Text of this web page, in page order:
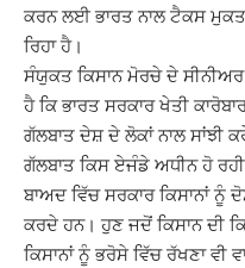
ਕਰਨ ਲਈ ਭਾਰਤ ਨਾਲ ਟੈਕਸ
ਰਿਹਾ ਹੈ।
ਸੰਯੁਕਤ ਕਿਸਾਨ ਮੋਰਚੇ ਦੇ
ਹੈ ਕਿ ਭਾਰਤ ਸਰਕਾਰ ਖੇਤੀ
ਗੱਲਬਾਤ ਦੇਸ਼ ਦੇ ਲੋਕਾਂ ਨਾਲ ਸਾਂਝੀ
ਗੱਲਬਾਤ ਕਿਸ ਏਜੰਡੇ ਅਧੀਨ ਹੋ
ਬਾਅਦ ਵਿੱਚ ਸਰਕਾਰ ਕਿਸਾਨਾਂ ਨੂੰ
ਕਰਦੇ ਹਨ। ਹੁਣ ਜਦੋਂ ਕਿਸਾਨ ਦੀ
ਕਿਸਾਨਾਂ ਨੂੰ ਭਰੋਸੇ ਵਿੱਚ ਰੱਖਣਾ ਵੀ